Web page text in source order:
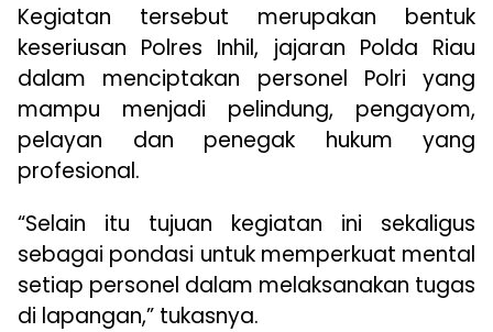
Kegiatan tersebut merupakan bentuk
keseriusan Polres Inhil, jajaran Polda Riau
dalam menciptakan personel Polri yang
mampu menjadi pelindung, pengayom,
pelayan dan penegak hukum yang
profesional.
“Selain itu tujuan kegiatan ini sekaligus
sebagai pondasi untuk memperkuat mental
setiap personel dalam melaksanakan tugas
di lapangan,” tukasnya.